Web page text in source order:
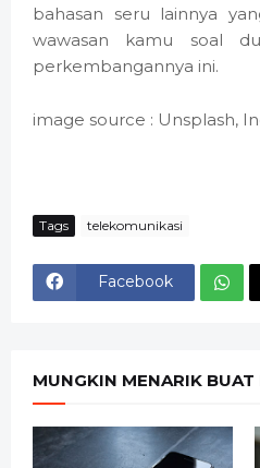
bahasan seru lainnya
wawasan kamu soal
perkembangannya ini.
image source : Unsplash,
Tags telekomunikasi
Facebook
MUNGKIN MENARIK BUAT